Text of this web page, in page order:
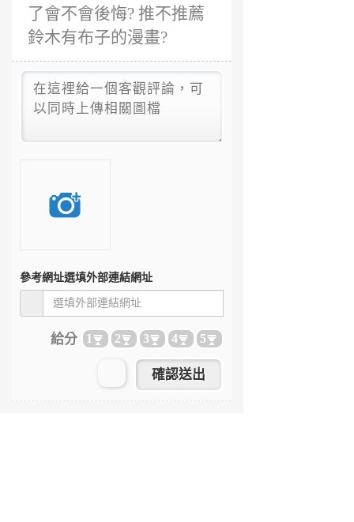
了會不會後悔? 推不推薦
鈴木有布子的漫畫?
參考網址選填外部連結網址
給分 1 2 3 4 5